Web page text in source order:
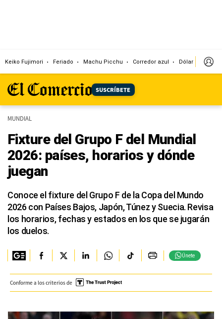
Keiko Fujimori Feriado Machu Picchu Corredor azul Dólar
SUSCRÍBETE
MUNDIAL
Fixture del Grupo F del Mundial
2026: países, horarios y dónde
juegan
Conoce el fixture del Grupo F de la Copa del Mundo
2026 con Países Bajos, Japón, Túnez y Suecia. Revisa
los horarios, fechas y estados en los que se jugarán
los duelos.
Únete
Conforme a los criterios de